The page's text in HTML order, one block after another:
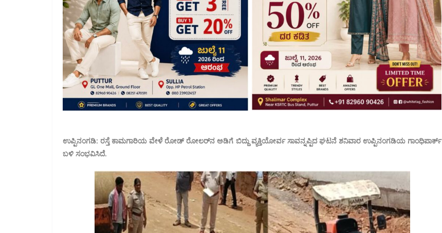
ಉಪ್ಪಿನಂಗಡಿ: ರಸ್ತೆ ಕಾಮಗಾರಿಯ ವೇಳೆ ರೋಡ್ ರೋಲರ್‌ನ ಅಡಿಗೆ ಬಿದ್ದು ವ್ಯಕ್ತಿಯೋರ್ವ ಸಾವನ್ನಪ್ಪಿದ ಘಟನೆ ಶನಿವಾರ ಉಪ್ಪಿನಂಗಡಿಯ ಗಾಂಧಿಪಾರ್ಕ್
ಬಳಿ ಸಂಭವಿಸಿದೆ.